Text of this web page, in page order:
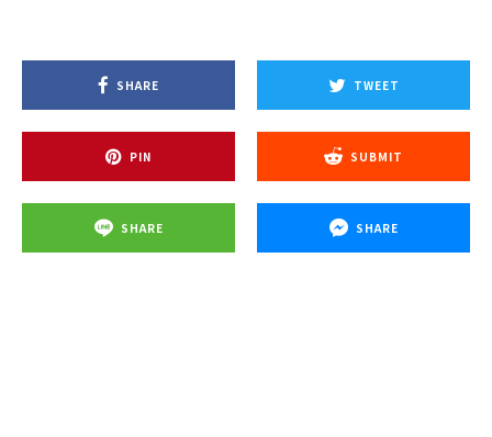
SHARE TWEET
PIN SUBMIT
SHARE SHARE